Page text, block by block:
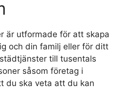
är utformade för att skapa
och din familj eller för ditt
till tusentals
såsom företag i
du ska veta att du kan